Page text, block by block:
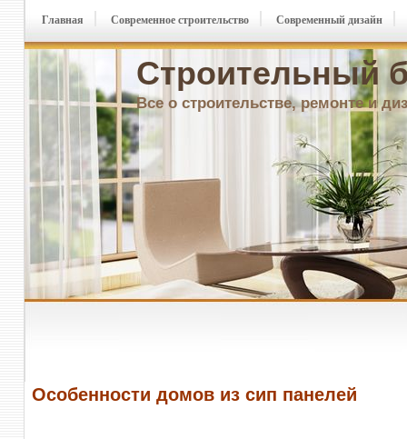
Строительный
Все о строительстве, ремонте и
Главная Современное строительство Современный дизайн
Особенности домов из сип панелей